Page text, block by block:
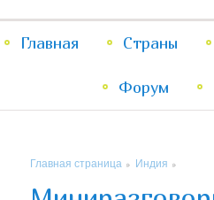
менюГлавная Страны
Форум
Главная страница » Индия »